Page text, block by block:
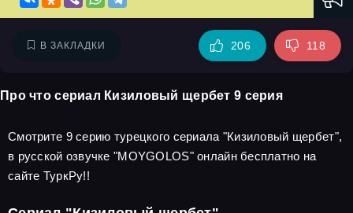
В ЗАКЛАДКИ 206 118
Про что сериал Кизиловый щербет 9 серия
Смотрите 9 серию турецкого сериала "Кизиловый щербет",
в русской озвучке "MOYGOLOS" онлайн бесплатно на
сайте ТуркРу!!